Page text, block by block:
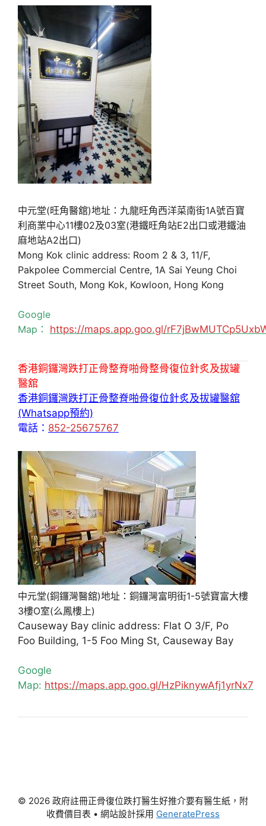
中元堂(旺角醫舘)地址：九龍旺角西洋菜南街1A號百寶
利商業中心11樓02及03室(港鐵旺角站E2出口或港鐵油
麻地站A2出口)
Mong Kok clinic address: Room 2 & 3, 11/F,
Pakpolee Commercial Centre, 1A Sai Yeung Choi
Street South, Mong Kok, Kowloon, Hong Kong
Google
Map： https://maps.app.goo.gl/
香港銅鑼灣跌打正骨整脊啪骨整骨復位針炙及拔罐
醫舘
香港銅鑼灣跌打正骨整脊啪骨復位針炙及拔罐醫舘
(Whatsapp預約)
電話： 852-25675767
中元堂(銅鑼灣醫舘)地址：銅鑼灣富明街1-5號寶富大樓
3樓O室(么鳳樓上)
Causeway Bay clinic address: Flat O 3/F, Po
Foo Building, 1-5 Foo Ming St, Causeway Bay
Google
Map: https://maps.app.goo.gl/HzPiknywAfj1yrNx7
© 2026 政府註冊正骨復位跌打醫生好推介要有醫生紙，附
收費價目表 • 網站設計採用 GeneratePress